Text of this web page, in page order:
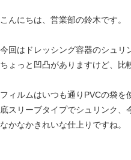
こんにちは、営業部の鈴木です。
今回はドレッシング容器のシュリ
ちょっと凹凸がありますけど、比
フィルムはいつも通りPVCの袋を
底スリーブタイプでシュリンク
なかなかきれいな仕上りですね。